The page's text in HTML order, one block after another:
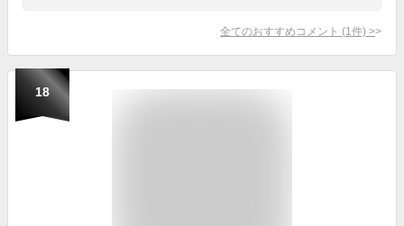
全てのおすすめコメント (1 件) >
18